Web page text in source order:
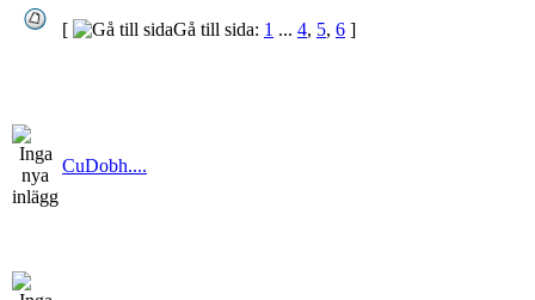
[
Gå till sida: 1 ... 4, 5, 6 ]
CuDobh....